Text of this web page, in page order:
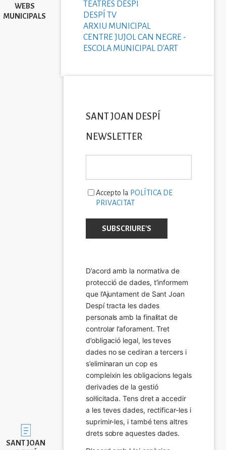
WEBS
MUNICIPALS
TEATRES DESPÍ
DESPÍ TV
ARXIU MUNICIPAL
CENTRE JUJOL CAN NEGRE -
ESCOLA MUNICIPAL D'ART
Imatge
SANT JOAN
SANT JOAN DESPÍ
NEWSLETTER
Accepto la POLÍTICA DE
PRIVACITAT
D’acord amb la normativa de
protecció de dades, t’informem
que l’Ajuntament de Sant Joan
Despí tracta les dades
personals amb la finalitat de
controlar l’aforament. Tret
d’obligació legal, les teves
dades no se cediran a tercers i
s’eliminaran un cop es
compleixin les obligacions legals
derivades de la gestió
sol·licitada. Tens dret a accedir
a les teves dades, rectificar-les i
suprimir-les, i també tens altres
drets sobre aquestes dades.